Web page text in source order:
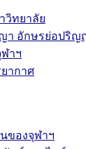
วิทยาลัย
า อักษรย่อปริญ
าฯ
ากาศ
ของจุฬาฯ